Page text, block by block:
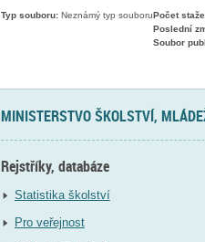
Typ souboru:Neznámý typ souboru Počet
Poslední
Soubor
MINISTERSTVO ŠKOLSTVÍ,
Rejstříky, databáze
Statistika školství
Pro veřejnost